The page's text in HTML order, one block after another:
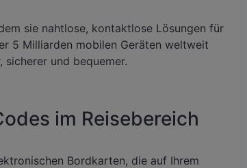
sie nahtlose, kontaktlose Lösungen für
5 Milliarden mobilen Geräten weltweit
sicherer und bequemer.
im Reisebereich
Bordkarten, die auf Ihrem